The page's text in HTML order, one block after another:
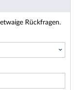
Rückfragen.